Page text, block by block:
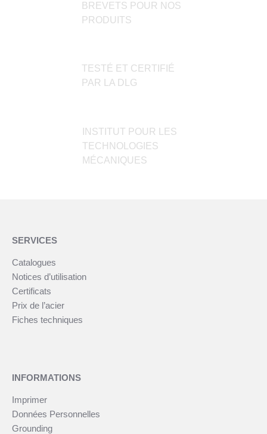
BREVETS POUR NOS
PRODUITS
TESTÉ ET CERTIFIÉ
PAR LA DLG
INSTITUT POUR LES
TECHNOLOGIES
MÉCANIQUES
SERVICES
Catalogues
Notices d’utilisation
Certificats
Prix de l’acier
Fiches techniques
INFORMATIONS
Imprimer
Données Personnelles
Grounding